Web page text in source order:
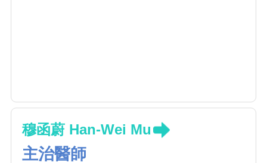
穆函蔚 Han-Wei Mu
主治醫師